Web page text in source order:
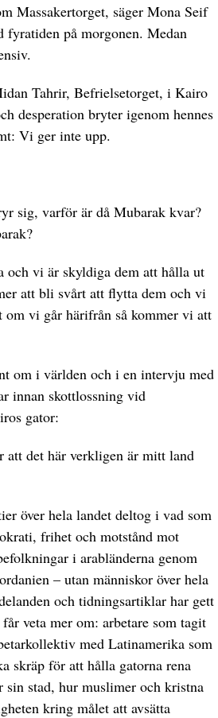
Massakertorget, säger Mona Seif
på morgonen. Medan
Tahrir, Befrielsetorget, i Kairo
desperation bryter igenom hennes
Vi ger inte upp.
sig, varför är då Mubarak kvar?
vi är skyldiga dem att hålla ut
att bli svårt att flytta dem och vi
vi går härifrån så kommer vi att
om i världen och i en intervju med
innan skottlossning vid
gator:
att det här verkligen är mitt land
över hela landet deltog i vad som
frihet och motstånd mot
i arabländerna genom
– utan människor över hela
och tidningsartiklar har gett
veta mer om: arbetare som tagit
med Latinamerika som
skräp för att hålla gatorna rena
stad, hur muslimer och kristna
kring målet att avsätta